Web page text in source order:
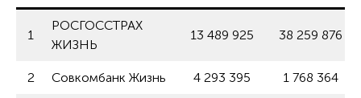
1
РОСГОССТРАХ
ЖИЗНЬ
13 489 925 38 259 876
2 Совкомбанк Жизнь 4 293 395 1 768 364